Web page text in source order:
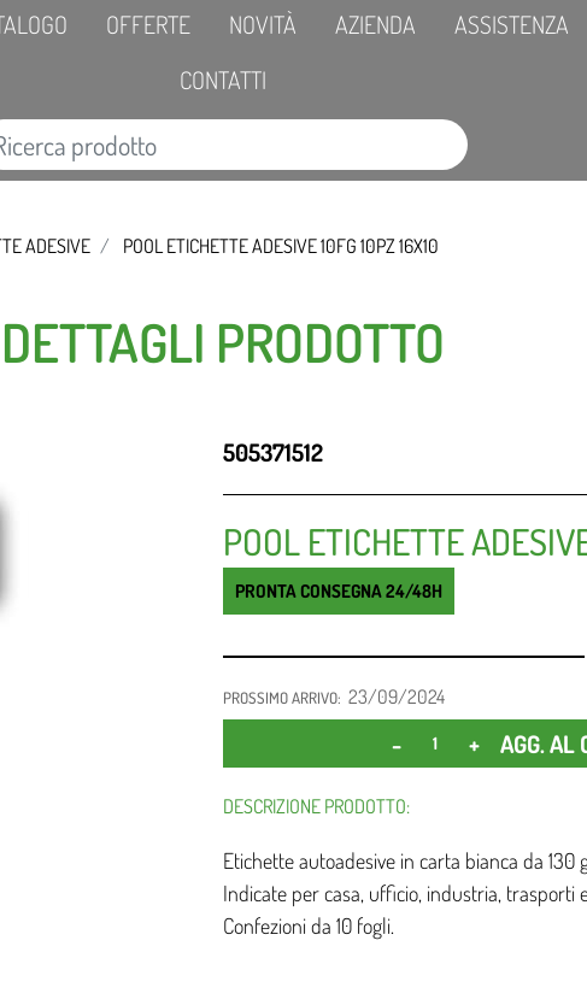
OFFERTE NOVITÀ AZIENDA
ASSISTENZA
CONTATTI
ADESIVE POOL ETICHETTE ADESIVE 10FG 10PZ 16X10
DETTAGLI PRODOTTO
505371512
POOL ETICHETTE
PRONTA CONSEGNA 24/48H
PROSSIMO ARRIVO: 23/09/2024
Quantità
AGG. AL
DESCRIZIONE PRODOTTO:
Etichette autoadesive in carta bianca da
Indicate per casa, ufficio, industria, trasporti
Confezioni da 10 fogli.